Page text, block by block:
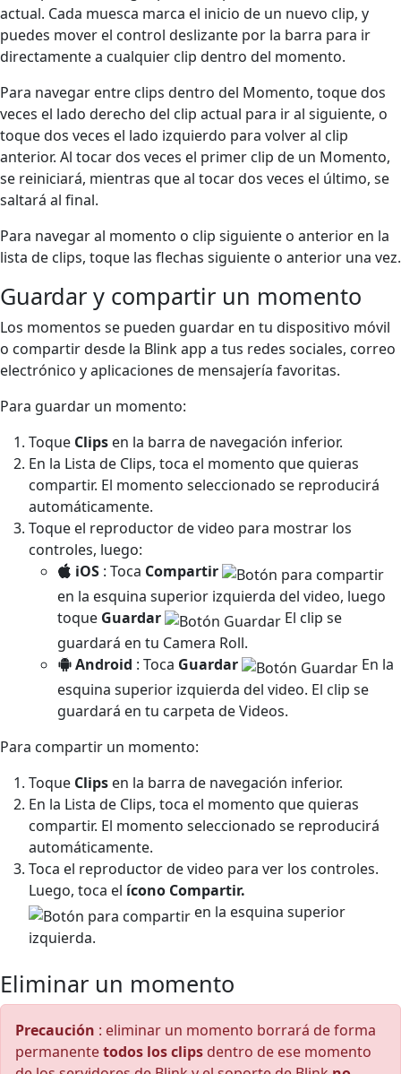
actual. Cada muesca marca el inicio de un nuevo clip, y
puedes mover el control deslizante por la barra para ir
directamente a cualquier clip dentro del momento.
Para navegar entre clips dentro del Momento, toque dos
veces el lado derecho del clip actual para ir al siguiente, o
toque dos veces el lado izquierdo para volver al clip
anterior. Al tocar dos veces el primer clip de un Momento,
se reiniciará, mientras que al tocar dos veces el último, se
saltará al final.
Para navegar al momento o clip siguiente o anterior en la
lista de clips, toque las flechas siguiente o anterior una vez.
Guardar y compartir un momento
Los momentos se pueden guardar en tu dispositivo móvil
o compartir desde la Blink app a tus redes sociales, correo
electrónico y aplicaciones de mensajería favoritas.
Para guardar un momento:
Toque Clips en la barra de navegación inferior.
En la Lista de Clips, toca el momento que quieras
compartir. El momento seleccionado se reproducirá
automáticamente.
Toque el reproductor de video para mostrar los
controles, luego:
iOS : Toca Compartir
en la esquina superior izquierda del video, luego
toque Guardar
El clip se
guardará en tu Camera Roll.
Android : Toca Guardar
En la
esquina superior izquierda del video. El clip se
guardará en tu carpeta de Videos.
Para compartir un momento:
Toque Clips en la barra de navegación inferior.
En la Lista de Clips, toca el momento que quieras
compartir. El momento seleccionado se reproducirá
automáticamente.
Toca el reproductor de video para ver los controles.
Luego, toca el ícono Compartir.
en la esquina superior
izquierda.
Eliminar un momento
Precaución : eliminar un momento borrará de forma
permanentetodos los clips dentro de ese momento